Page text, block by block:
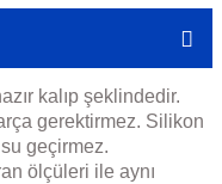
kalıp şeklindedir.
gerektirmez. Silikon
geçirmez.
ölçüleri ile aynı